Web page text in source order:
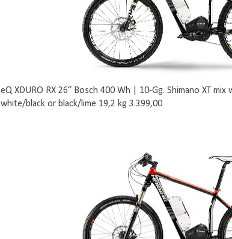
eQ XDURO RX 26“ Bosch 400 Wh | 10-Gg. Shimano XT
white/black or black/lime 19,2 kg 3.399,00